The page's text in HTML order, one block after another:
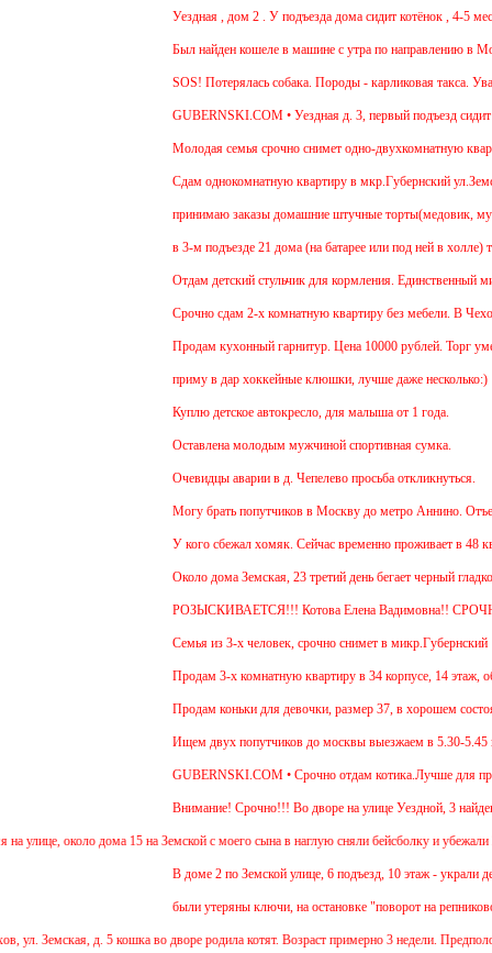
Уездная , дом 2 . У подъезда дома сидит котёнок , 4-5
Был найден кошеле в машине с утра по направлению в
SOS! Потерялась собака. Породы - карликовая такса.
GUBERNSKI.COM • Уездная д. 3, первый подъезд
Молодая семья срочно снимет одно-двухкомнатную
Cдам однокомнатную квартиру в мкр.Губернский
принимаю заказы домашние штучные торты(медовик,
в 3-м подъезде 21 дома (на батарее или под ней в холле)
Отдам детский стульчик для кормления. Единственный
Срочно сдам 2-х комнатную квартиру без мебели. В
Продам кухонный гарнитур. Цена 10000 рублей. Торг
приму в дар хоккейные клюшки, лучше даже несколько:)
Куплю детское автокресло, для малыша от 1 года.
Оставлена молодым мужчиной спортивная сумка.
Очевидцы аварии в д. Чепелево просьба откликнуться.
Могу брать попутчиков в Москву до метро Аннино.
У кого сбежал хомяк. Сейчас временно проживает в 48
Около дома Земская, 23 третий день бегает черный
РОЗЫСКИВАЕТСЯ!!! Котова Елена Вадимовна!!
Семья из 3-х человек, срочно снимет в микр.Губернский
Продам 3-х комнатную квартиру в 34 корпусе, 14 этаж,
Продам коньки для девочки, размер 37, в хорошем
Ищем двух попутчиков до москвы выезжаем в 5.30-5.45 и
GUBERNSKI.COM • Срочно отдам котика.Лучше для
Внимание! Срочно!!! Во дворе на улице Уездной, 3
около дома 15 на Земской с моего сына в наглую сняли бейсболку и убежали 2
В доме 2 по Земской улице, 6 подъезд, 10 этаж - украли
были утеряны ключи, на остановке "поворот на
Земская, д. 5 кошка во дворе родила котят. Возраст примерно 3 недели.